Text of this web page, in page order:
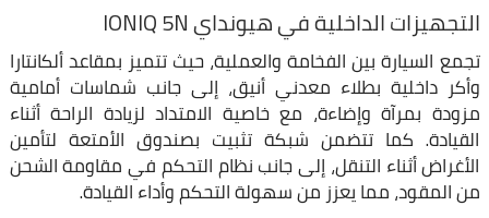
التجهيزات الداخلية في هيونداي IONIQ 5N
تجمع السيارة بين الفخامة والعملية، حيث تتميز بمقاعد ألكانتارا
وأكر داخلية بطلاء معدني أنيق، إلى جانب شماسات أمامية
مزودة بمرآة وإضاءة، مع خاصية الامتداد لزيادة الراحة أثناء
القيادة. كما تتضمن شبكة تثبيت بصندوق الأمتعة لتأمين
الأغراض أثناء التنقل، إلى جانب نظام التحكم في مقاومة الشحن
من المقود، مما يعزز من سهولة التحكم وأداء القيادة.